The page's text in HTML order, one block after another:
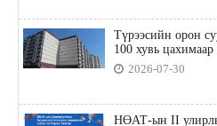
Түрээсийн орон
100 хувь цахимаар
2026-07-30
НӨАТ-ын II